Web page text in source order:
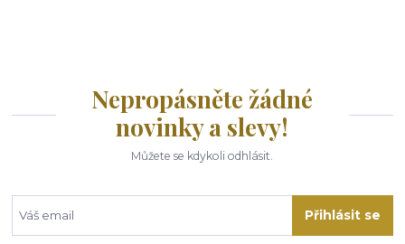
Nepropásněte žádné
novinky a slevy!
Můžete se kdykoli odhlásit.
Přihlásit se